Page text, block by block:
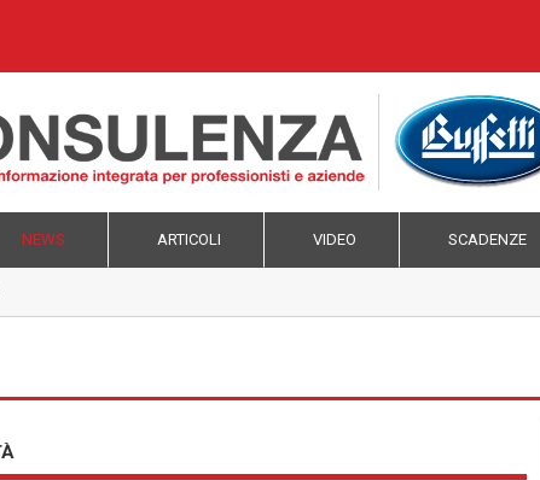
NEWS ARTICOLI VIDEO SCADENZE